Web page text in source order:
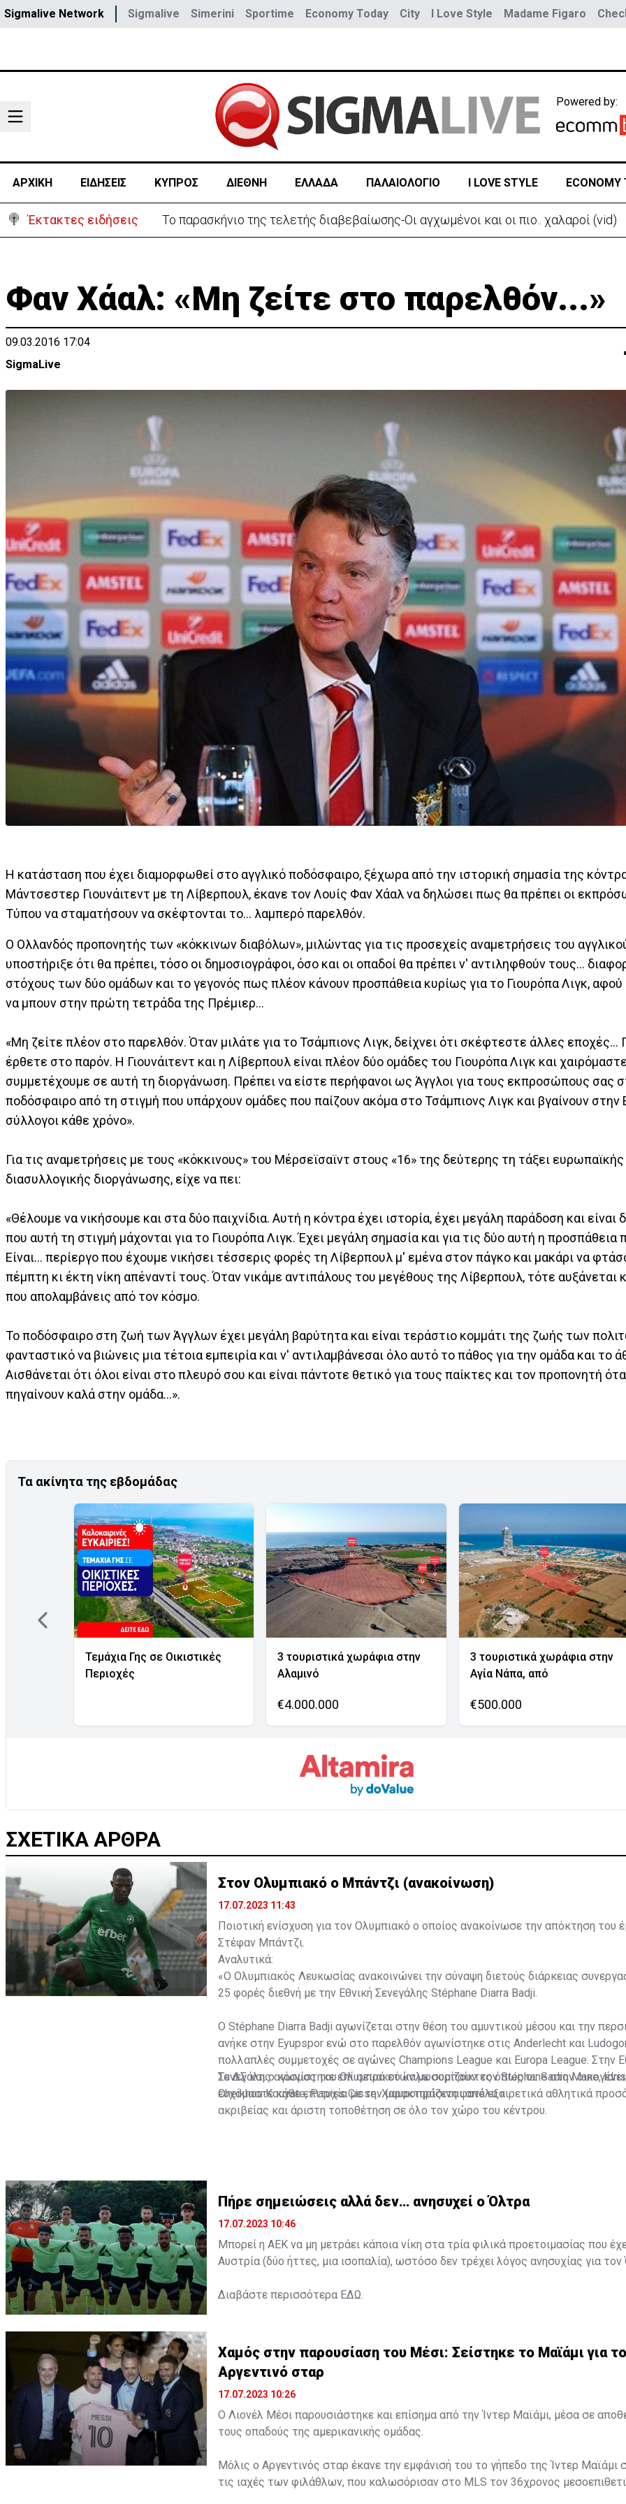
Sigmalive Network Sigmalive Simerini Sportime Economy Today City I Love Style Madame Figaro
Powered by:
ΑΡΧΙΚΗ ΕΙΔΗΣΕΙΣ ΚΥΠΡΟΣ ΔΙΕΘΝΗ ΕΛΛΑΔΑ ΠΑΛΑΙΟΛΟΓΙΟ I LOVE STYLE ECONOMY
Έκτακτες ειδήσεις Συνελήφθη 16χρονος για τον εμπρησμό της πρώην μπυραρίας Corner στη Λευκωσία
Φαν Χάαλ: «Μη ζείτε στο παρελθόν...»
09.03.2016 17:04
SigmaLive
Η κατάσταση που έχει διαμορφωθεί στο αγγλικό ποδόσφαιρο, ξέχωρα από την ιστορική σημασία της
Μάντσεστερ Γιουνάιτεντ με τη Λίβερπουλ, έκανε τον Λουίς Φαν Χάαλ να δηλώσει πως θα πρέπει οι
Τύπου να σταματήσουν να σκέφτονται το... λαμπερό παρελθόν.
Ο Ολλανδός προπονητής των «κόκκινων διαβόλων», μιλώντας για τις προσεχείς αναμετρήσεις του
υποστήριξε ότι θα πρέπει, τόσο οι δημοσιογράφοι, όσο και οι οπαδοί θα πρέπει ν' αντιληφθούν τους...
στόχους των δύο ομάδων και το γεγονός πως πλέον κάνουν προσπάθεια κυρίως για το Γιουρόπα Λιγκ,
να μπουν στην πρώτη τετράδα της Πρέμιερ...
«Μη ζείτε πλέον στο παρελθόν. Όταν μιλάτε για το Τσάμπιονς Λιγκ, δείχνει ότι σκέφτεστε άλλες εποχές...
έρθετε στο παρόν. Η Γιουνάιτεντ και η Λίβερπουλ είναι πλέον δύο ομάδες του Γιουρόπα Λιγκ και
συμμετέχουμε σε αυτή τη διοργάνωση. Πρέπει να είστε περήφανοι ως Άγγλοι για τους εκπροσώπους σας
ποδόσφαιρο από τη στιγμή που υπάρχουν ομάδες που παίζουν ακόμα στο Τσάμπιονς Λιγκ και βγαίνουν στην
σύλλογοι κάθε χρόνο».
Για τις αναμετρήσεις με τους «κόκκινους» του Μέρσεϊσαϊντ στους «16» της δεύτερης τη τάξει ευρωπαϊκής
διασυλλογικής διοργάνωσης, είχε να πει:
«Θέλουμε να νικήσουμε και στα δύο παιχνίδια. Αυτή η κόντρα έχει ιστορία, έχει μεγάλη παράδοση και είναι
που αυτή τη στιγμή μάχονται για το Γιουρόπα Λιγκ. Έχει μεγάλη σημασία και για τις δύο αυτή η προσπάθεια
Είναι... περίεργο που έχουμε νικήσει τέσσερις φορές τη Λίβερπουλ μ' εμένα στον πάγκο και μακάρι να
πέμπτη κι έκτη νίκη απέναντί τους. Όταν νικάμε αντιπάλους του μεγέθους της Λίβερπουλ, τότε αυξάνεται
που απολαμβάνεις από τον κόσμο.
Το ποδόσφαιρο στη ζωή των Άγγλων έχει μεγάλη βαρύτητα και είναι τεράστιο κομμάτι της ζωής των
φανταστικό να βιώνεις μια τέτοια εμπειρία και ν' αντιλαμβάνεσαι όλο αυτό το πάθος για την ομάδα και το
Αισθάνεται ότι όλοι είναι στο πλευρό σου και είναι πάντοτε θετικό για τους παίκτες και τον προπονητή
πηγαίνουν καλά στην ομάδα...».
Τα ακίνητα της εβδομάδας
Τεμάχια Γης σε Οικιστικές
Περιοχές
3 τουριστικά χωράφια στην
Αλαμινό
€4.000.000
3 τουριστικά χωράφια στην
Αγία Νάπα, από
€500.000
ΣΧΕΤΙΚΑ ΑΡΘΡΑ
Στον Ολυμπιακό ο Μπάντζι (ανακοίνωση)
17.07.2023 11:43
Ποιοτική ενίσχυση για τον Ολυμπιακό ο οποίος ανακοίνωσε την απόκτηση του
Στέφαν Μπάντζι.
Αναλυτικά:
«Ο Ολυμπιακός Λευκωσίας ανακοινώνει την σύναψη διετούς διάρκειας
25 φορές διεθνή με την Εθνική Σενεγάλης Stéphane Diarra Badji.
Ο Stéphane Diarra Badji αγωνίζεται στην θέση του αμυντικού μέσου και την
ανήκε στην Eyupspor ενώ στο παρελθόν αγωνίστηκε στις Anderlecht και
πολλαπλές συμμετοχές σε αγώνες Champions League και Europa League. Στην
Σενεγάλης αγωνίστηκε επί σειρά ετών με συμπαίκτες όπως οι: Sadio Mane,
Cheikhou Kouyate, Papiss Cisse. Χαρακτηρίζεται από εξαιρετικά αθλητικά
ακριβείας και άριστη τοποθέτηση σε όλο τον χώρο του κέντρου.
Το ΔΣ και ο κόσμος του Ολυμπιακού καλωσορίζουν τον Stéphane στην
ευχόμαστε κάθε επιτυχία με την μαυροπράσινη φανέλα.»
Πήρε σημειώσεις αλλά δεν… ανησυχεί ο Όλτρα
17.07.2023 10:46
Μπορεί η ΑΕΚ να μη μετράει κάποια νίκη στα τρία φιλικά προετοιμασίας που
Αυστρία (δύο ήττες, μια ισοπαλία), ωστόσο δεν τρέχει λόγος ανησυχίας για τον
Διαβάστε περισσότερα ΕΔΩ
Χαμός στην παρουσίαση του Μέσι: Σείστηκε το Μαϊάμι για
Αργεντινό σταρ
17.07.2023 10:26
Ο Λιονέλ Μέσι παρουσιάστηκε και επίσημα από την Ίντερ Μαϊάμι, μέσα σε
τους οπαδούς της αμερικανικής ομάδας.
Μόλις ο Αργεντινός σταρ έκανε την εμφάνισή του το γήπεδο της Ίντερ Μαϊάμι
τις ιαχές των φιλάθλων, που καλωσόρισαν στο MLS τον 36χρονος